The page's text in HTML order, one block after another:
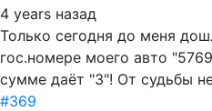
4 years назад
Только сегодня до меня
гос.номере моего авто
сумме даёт "3"! От судьбы
#369